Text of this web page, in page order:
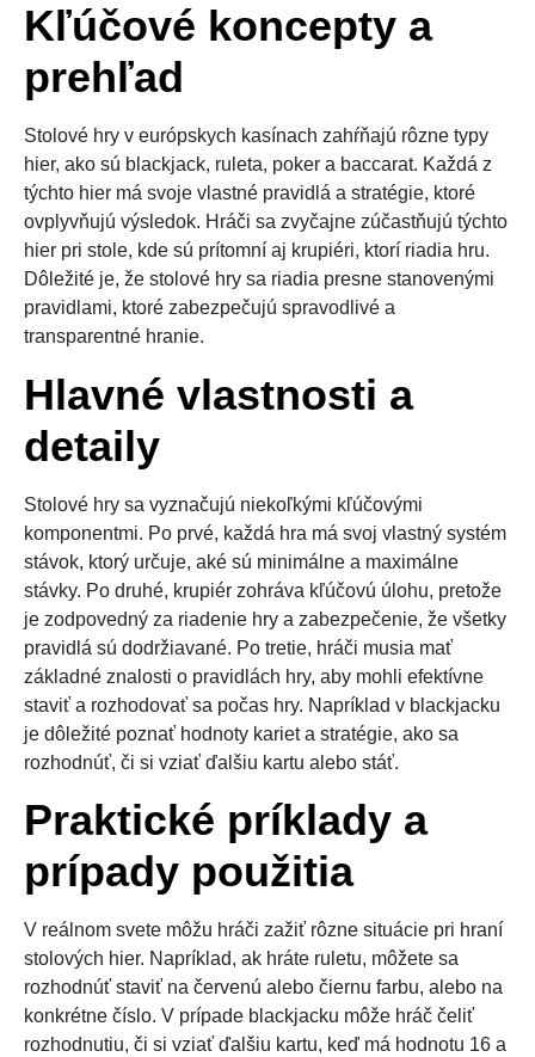
Kľúčové koncepty a
prehľad
Stolové hry v európskych kasínach zahŕňajú rôzne typy
hier, ako sú blackjack, ruleta, poker a baccarat. Každá z
týchto hier má svoje vlastné pravidlá a stratégie, ktoré
ovplyvňujú výsledok. Hráči sa zvyčajne zúčastňujú týchto
hier pri stole, kde sú prítomní aj krupiéri, ktorí riadia hru.
Dôležité je, že stolové hry sa riadia presne stanovenými
pravidlami, ktoré zabezpečujú spravodlivé a
transparentné hranie.
Hlavné vlastnosti a
detaily
Stolové hry sa vyznačujú niekoľkými kľúčovými
komponentmi. Po prvé, každá hra má svoj vlastný systém
stávok, ktorý určuje, aké sú minimálne a maximálne
stávky. Po druhé, krupiér zohráva kľúčovú úlohu, pretože
je zodpovedný za riadenie hry a zabezpečenie, že všetky
pravidlá sú dodržiavané. Po tretie, hráči musia mať
základné znalosti o pravidlách hry, aby mohli efektívne
staviť a rozhodovať sa počas hry. Napríklad v blackjacku
je dôležité poznať hodnoty kariet a stratégie, ako sa
rozhodnúť, či si vziať ďalšiu kartu alebo stáť.
Praktické príklady a
prípady použitia
V reálnom svete môžu hráči zažiť rôzne situácie pri hraní
stolových hier. Napríklad, ak hráte ruletu, môžete sa
rozhodnúť staviť na červenú alebo čiernu farbu, alebo na
konkrétne číslo. V prípade blackjacku môže hráč čeliť
rozhodnutiu, či si vziať ďalšiu kartu, keď má hodnotu 16 a